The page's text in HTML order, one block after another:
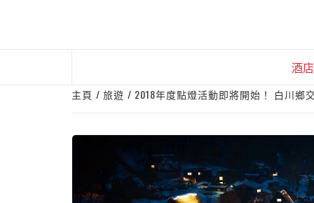
酒
主頁 旅遊 2018年度點燈活動即將開始！ 白川鄉